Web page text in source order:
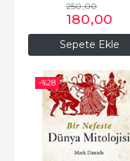
Sepete Ekle
250,00
180,00
-%28